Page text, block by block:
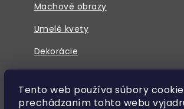
Tento web používa súbory
prechádzaním tohto webu
Machové obrazy
Umelé kvety
Dekorácie